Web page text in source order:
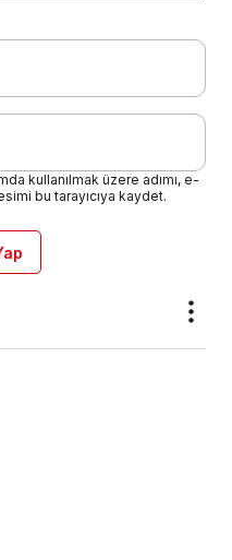
kullanılmak üzere adımı, e-
bu tarayıcıya kaydet.